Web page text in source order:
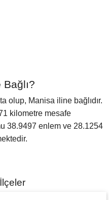
olup, Manisa iline bağlıdır.
kilometre mesafe
38.9497 enlem ve 28.1254